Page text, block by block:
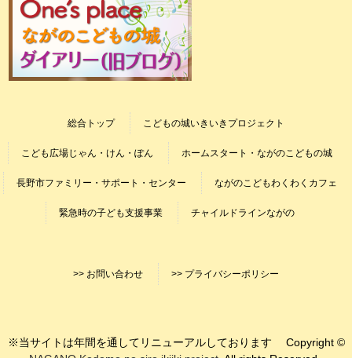
総合トップ こどもの城いきいきプロジェクト
こども広場じゃん・けん・ぽん ホームスタート・ながのこどもの城
長野市ファミリー・サポート・センター ながのこどもわくわくカフェ
緊急時の子ども支援事業 チャイルドラインながの
>> お問い合わせ >> プライバシーポリシー
※当サイトは年間を通してリニューアルしております Copyright ©